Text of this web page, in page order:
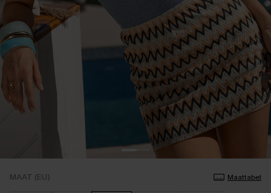
MAAT (EU) Maattabel